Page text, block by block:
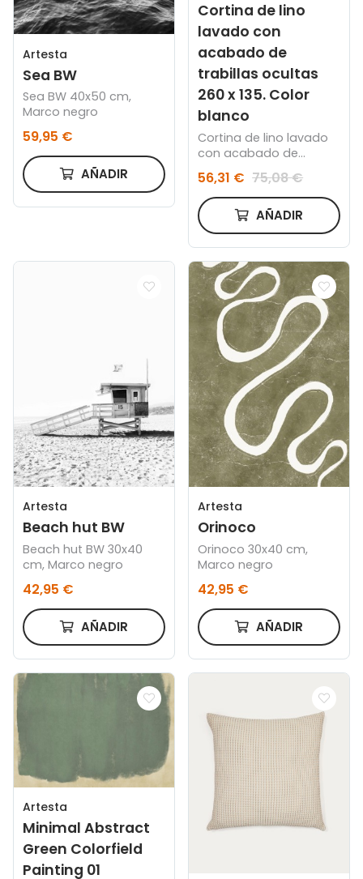
Artesta
Sea BW
Sea BW 40x50 cm,
Marco negro
59,95 €
AÑADIR
Cortina de lino
lavado con
acabado de
trabillas ocultas
260 x 135. Color
blanco
Cortina de lino lavado
con acabado de
135. Color blanco
56,31 € 75,08 €
AÑADIR
Artesta
Beach hut BW
Beach hut BW 30x40
cm, Marco negro
42,95 €
AÑADIR
Artesta
Orinoco
Orinoco 30x40 cm,
Marco negro
42,95 €
AÑADIR
Artesta
Minimal Abstract
Green Colorfield
Painting 01